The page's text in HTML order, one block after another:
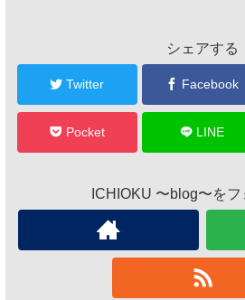
シェアする
Twitter Facebook
Pocket LINE
ICHIOKU 〜blog〜を